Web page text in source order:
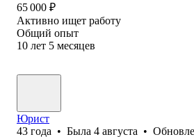
65 000 ₽
Активно ищет работу
Общий опыт
10 лет 5 месяцев
Юрист
43 года • Была 4 августа •